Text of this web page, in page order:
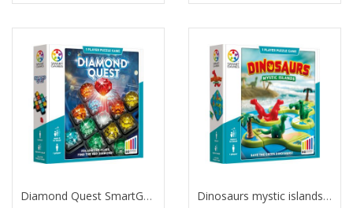
Diamond Quest SmartGames Dinosaurs mystic islands SmartGames